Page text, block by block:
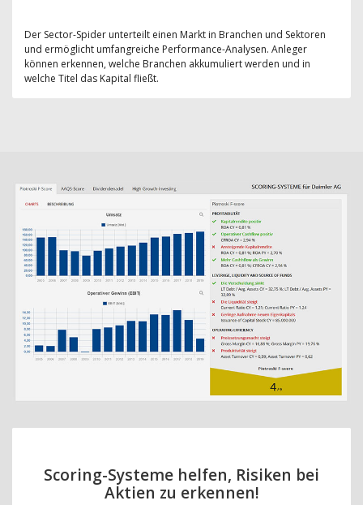
Der Sector-Spider unterteilt einen Markt in Branchen und Sektoren
und ermöglicht umfangreiche Performance-Analysen. Anleger
können erkennen, welche Branchen akkumuliert werden und in
welche Titel das Kapital fließt.
Scoring-Systeme helfen, Risiken bei
Aktien zu erkennen!